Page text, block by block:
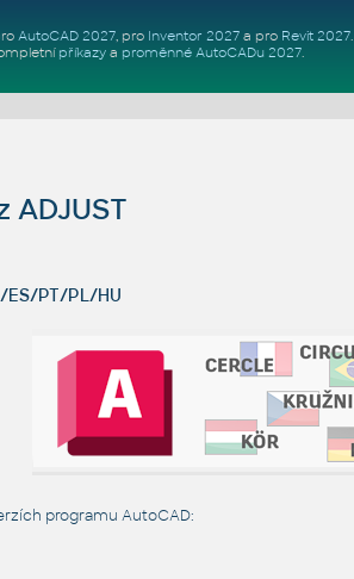
AutoCAD 2027, pro Inventor 2027a pro Revit 2027.
příkazya proměnné AutoCADu 2027.
PT/PL/HU
programu AutoCAD: